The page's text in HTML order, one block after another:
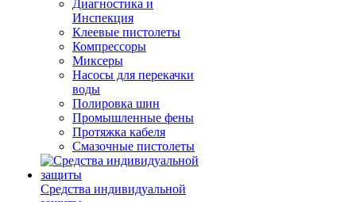
Диагностика и
Инспекция
Клеевые пистолеты
Компрессоры
Миксеры
Насосы для перекачки
воды
Полировка шин
Промышленные фены
Протяжка кабеля
Смазочные пистолеты
Средства индивидуальной